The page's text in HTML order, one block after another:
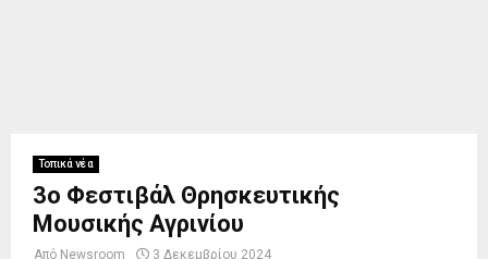
Τοπικά νέα
3ο Φεστιβάλ Θρησκευτικής
Μουσικής Αγρινίου
Από Newsroom 3 Δεκεμβρίου 2024